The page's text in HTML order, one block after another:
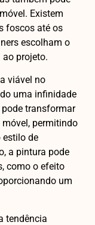
Existem
foscos até os
escolham o
projeto.
viável no
uma infinidade
transformar
permitindo
estilo de
a pintura pode
como o efeito
um
tendência